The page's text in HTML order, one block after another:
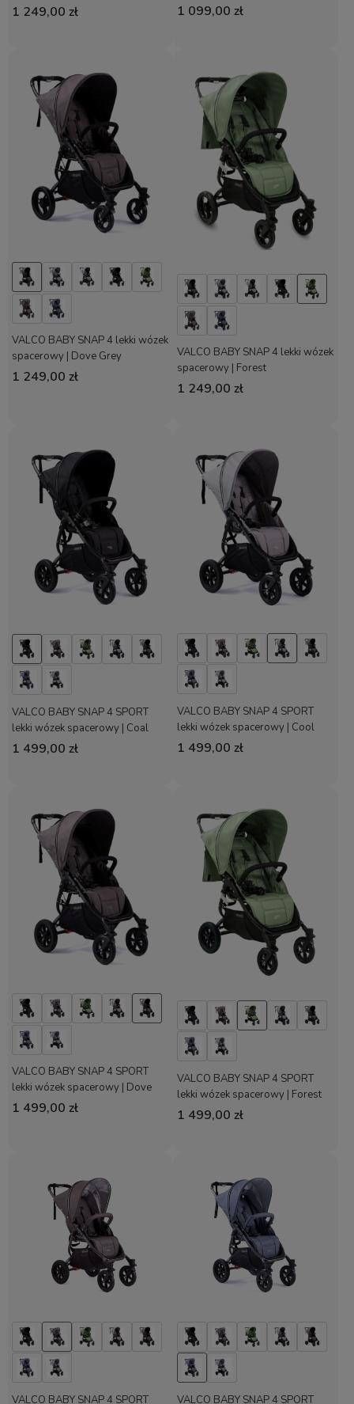
1 249,00 zł 1 099,00 zł
VALCO BABY SNAP 4 lekki wózek
spacerowy | Dove Grey
1 249,00 zł
VALCO BABY SNAP 4 lekki wózek
spacerowy | Forest
1 249,00 zł
VALCO BABY SNAP 4 SPORT
lekki wózek spacerowy | Coal
Black
1 499,00 zł
VALCO BABY SNAP 4 SPORT
lekki wózek spacerowy | Cool
Grey
1 499,00 zł
VALCO BABY SNAP 4 SPORT
lekki wózek spacerowy | Dove
Grey
1 499,00 zł
VALCO BABY SNAP 4 SPORT
lekki wózek spacerowy | Forest
1 499,00 zł
VALCO BABY SNAP 4 SPORT VALCO BABY SNAP 4 SPORT